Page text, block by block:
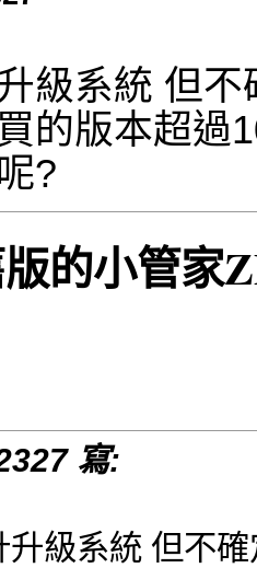
級系統 但
的版本超過
?
的小管家
寫:
升級系統 但不